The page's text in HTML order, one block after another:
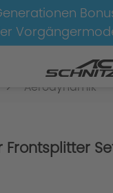
XM-G09
Aerodynamik
Frontsplitter